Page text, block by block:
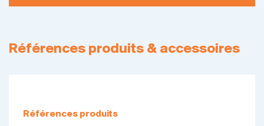
Références produits & accessoires
Références produits